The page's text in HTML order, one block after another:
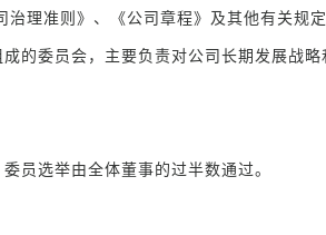
理准则》、《公司章程》及其他有关规
委员会，主要负责对公司长期发展战
员选举由全体董事的过半数通过。